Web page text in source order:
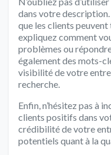
dans votre
que les clients
expliquez comment
problèmes ou
également des mots-
visibilité de votre
recherche.
Enfin, n’hésitez pas à
clients positifs dans
crédibilité de votre
potentiels quant à la